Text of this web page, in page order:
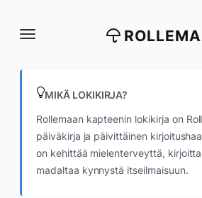
suoraan
MIKÄ LOKIKIRJA?
Rollemaan kapteenin lokikirja on
päiväkirja ja päivittäinen
on kehittää mielenterveyttä,
madaltaa kynnystä itseilmaisuun.